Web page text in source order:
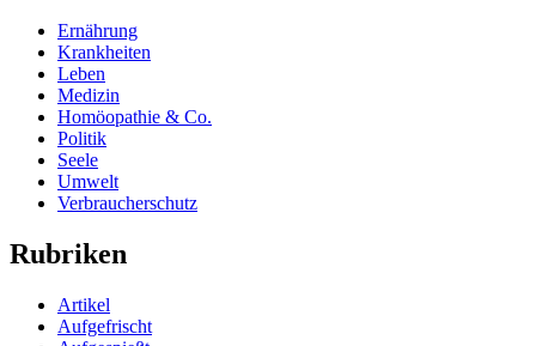
Ernährung
Krankheiten
Leben
Medizin
Homöopathie & Co.
Politik
Seele
Umwelt
Verbraucherschutz
Rubriken
Artikel
Aufgefrischt